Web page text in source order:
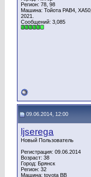
Регион: 78, 98
Машина: Тойота РАВ4, ХА50,
2021.
Сообщений: 3,085
09.06.2014, 12:00
ljserega
Новый Пользователь
Регистрация: 09.06.2014
Возраст: 38
Город: Брянск
Регион: 32
Машина: toyota BB